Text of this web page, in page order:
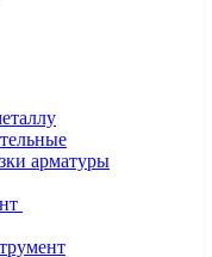
арматуры